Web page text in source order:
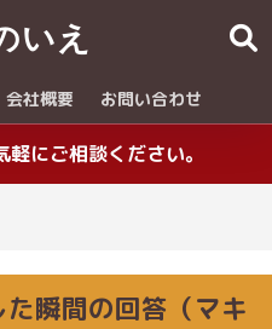
いえ
会社概要 お問い合わせ
にご相談ください。
瞬間の回答（マキ